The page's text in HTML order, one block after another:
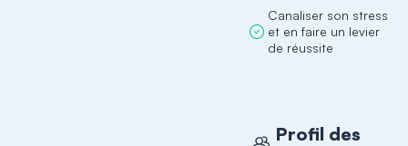
Canaliser son stress
et en faire un levier
de réussite
Profil des